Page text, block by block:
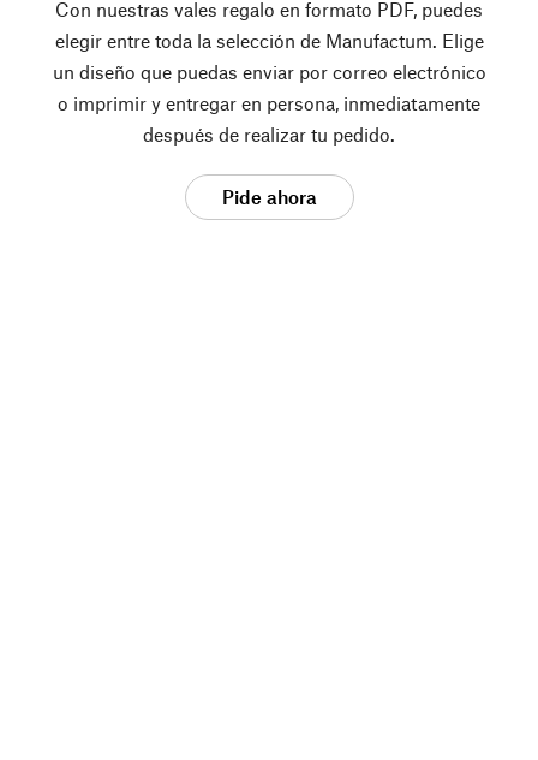
Con nuestras vales regalo en formato PDF, puedes
elegir entre toda la selección de Manufactum. Elige
un diseño que puedas enviar por correo electrónico
o imprimir y entregar en persona, inmediatamente
después de realizar tu pedido.
Pide ahora